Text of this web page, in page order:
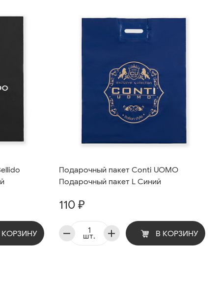
КОРЗИНУ
Подарочный пакет Conti UOMO
Подарочный пакет L Синий
110 ₽
шт. В КОРЗИНУ